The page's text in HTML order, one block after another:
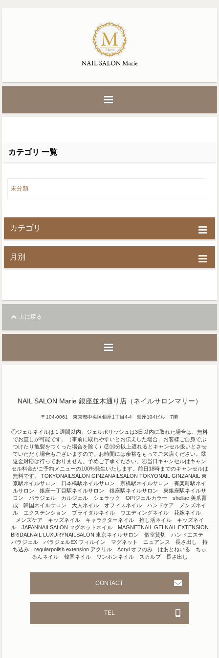
カテゴリ 一覧
未分類
カテゴリ
月別
上に戻る
NAIL SALON Marie 銀座並木通り店（ネイルサロンマリー）
〒104-0061 東京都中央区銀座1丁目4-4 銀座104ビル 7階
①ジェルネイルは１週間以内、ジェルポリッシュは3日以内に取れた場合は、無料
でお直しが可能です。（事前に取れやすいとお伝えした場合、お客様ご自身でぶ
つけたり亀裂をつくった場合を除く）②10分以上遅れるとキャンセル扱いとさせ
ていただく場合もございますので、お時間には余裕をもってご来店ください。③
返金対応は行っておりません。予めご了承ください。④当日キャンセルはキャン
セル料金がご予約メニューの100%発生いたします。前日18時までのキャンセルは
無料です。 TOKYONAILSALON GINZANAILSALON TOKYONAIL GINZANAIL 東
京駅ネイルサロン 日本橋駅ネイルサロン 京橋駅ネイルサロン 有楽町駅ネイ
ルサロン 銀座一丁目駅ネイルサロン 銀座駅ネイルサロン 東銀座駅ネイルサ
ロン パラジェル カルジェル シェラック OPIジェルカラー shellac 美爪育
成 韓国ネイルサロン 大人ネイル オフィスネイル ハンドケア メンズネイ
ル エクステンション ブライダルネイル ウエディングネイル 花嫁ネイル
メンズケア キッズネイル キャラクターネイル 推し活ネイル キッズネイ
ル JAPANNAILSALON マグネットネイル MAGNETNAIL GELNAIL EXTENSION
BRIDALNAIL LUXURYNAILSALON 東京ネイルサロン 個室貸切 ハンドエステ
パラジェル パラジェルEX フィルイン マグネット ニュアンス 長さ出し 持
ち込み regularpolish extension アクリル Acryl オフのみ はあとねいる ちゅ
るんネイル 韓国ネイル ワンホンネイル スカルプ 長さ出し
CONTACT
TEL